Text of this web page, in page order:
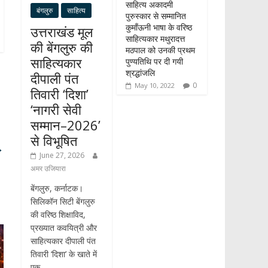
बंगलुरु साहित्य
उत्तराखंड मूल
की बेंगलुरु की
साहित्यकार
दीपाली पंत
तिवारी ‘दिशा’
‘नागरी सेवी
सम्मान–2026’
से विभूषित
June 27, 2026
अमर उजियारा
बेंगलुरु, कर्नाटक।
सिलिकॉन सिटी बेंगलुरु
की वरिष्ठ शिक्षाविद,
प्रख्यात कवयित्री और
साहित्यकार दीपाली पंत
तिवारी ‘दिशा’ के खाते में
साहित्य अकादमी
पुरुस्कार से सम्मानित
कुमाँऊनी भाषा के वरिष्ठ
साहित्यकार मथुरादत्त
मठपाल को उनकी प्रथम
पुण्यतिथि पर दी गयी
श्रद्धांजलि
May 10, 2022 0